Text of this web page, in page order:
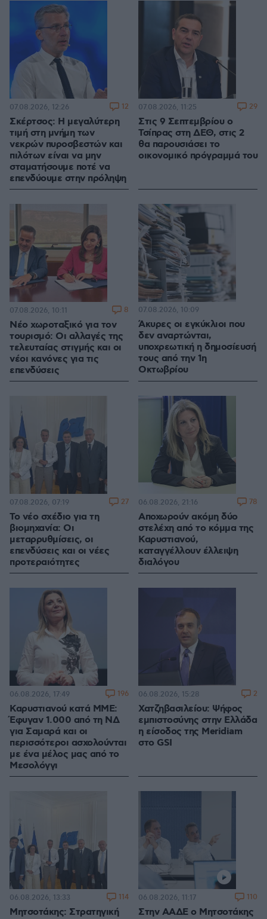
Σκέρτσος: Η μεγαλύτερη
τιμή στη μνήμη των
νεκρών πυροσβεστών και
πιλότων είναι να μην
σταματήσουμε ποτέ να
επενδύουμε στην πρόληψη
07.08.2026, 12:26 12
Στις 9 Σεπτεμβρίου ο
Τσίπρας στη ΔΕΘ, στις 2
θα παρουσιάσει το
οικονομικό πρόγραμμά του
07.08.2026, 11:25 29
Νέο χωροταξικό για τον
τουρισμό: Οι αλλαγές της
τελευταίας στιγμής και οι
νέοι κανόνες για τις
επενδύσεις
07.08.2026, 10:11 8
Άκυρες οι εγκύκλιοι που
δεν αναρτώνται,
υποχρεωτική η δημοσίευσή
τους από την 1η
Οκτωβρίου
07.08.2026, 10:09
Το νέο σχέδιο για τη
βιομηχανία: Οι
μεταρρυθμίσεις, οι
επενδύσεις και οι νέες
προτεραιότητες
07.08.2026, 07:19 27
Αποχωρούν ακόμη δύο
στελέχη από το κόμμα της
Καρυστιανού,
καταγγέλλουν έλλειψη
διαλόγου
06.08.2026, 21:16 78
Καρυστιανού κατά ΜΜΕ:
Έφυγαν 1.000 από τη ΝΔ
για Σαμαρά και οι
περισσότεροι ασχολούνται
με ένα μέλος μας από το
Μεσολόγγι
06.08.2026, 17:49 196
Χατζηβασιλείου: Ψήφος
εμπιστοσύνης στην Ελλάδα
η είσοδος της Meridiam
στο GSI
06.08.2026, 15:28 2
Μητσοτάκης: Στρατηγική
06.08.2026, 13:33 114
Στην ΑΑΔΕ ο Μητσοτάκης
06.08.2026, 11:17 110